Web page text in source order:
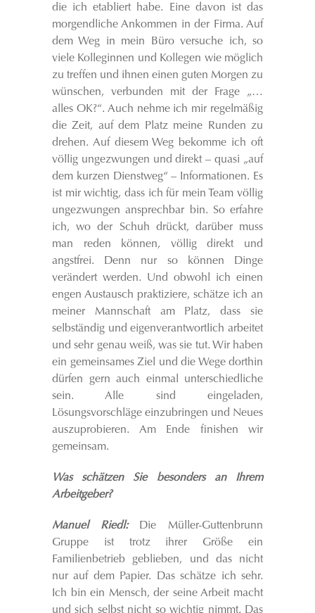
die ich etabliert habe. Eine davon ist das
morgendliche Ankommen in der Firma. Auf
dem Weg in mein Büro versuche ich, so
viele Kolleginnen und Kollegen wie möglich
zu treffen und ihnen einen guten Morgen zu
wünschen, verbunden mit der Frage „…
alles OK?“. Auch nehme ich mir regelmäßig
die Zeit, auf dem Platz meine Runden zu
drehen. Auf diesem Weg bekomme ich oft
völlig ungezwungen und direkt – quasi „auf
dem kurzen Dienstweg“ – Informationen. Es
ist mir wichtig, dass ich für mein Team völlig
ungezwungen ansprechbar bin. So erfahre
ich, wo der Schuh drückt, darüber muss
man reden können, völlig direkt und
angstfrei. Denn nur so können Dinge
verändert werden. Und obwohl ich einen
engen Austausch praktiziere, schätze ich an
meiner Mannschaft am Platz, dass sie
selbständig und eigenverantwortlich arbeitet
und sehr genau weiß, was sie tut. Wir haben
ein gemeinsames Ziel und die Wege dorthin
dürfen gern auch einmal unterschiedliche
sein. Alle sind eingeladen,
Lösungsvorschläge einzubringen und Neues
auszuprobieren. Am Ende finishen wir
gemeinsam.
Was schätzen Sie besonders an Ihrem
Arbeitgeber?
Manuel Riedl:Die Müller-Guttenbrunn
Gruppe ist trotz ihrer Größe ein
Familienbetrieb geblieben, und das nicht
nur auf dem Papier. Das schätze ich sehr.
Ich bin ein Mensch, der seine Arbeit macht
und sich selbst nicht so wichtig nimmt. Das